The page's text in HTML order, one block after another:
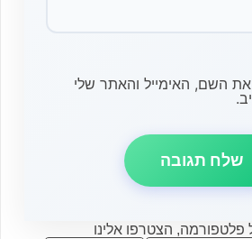
השם, האימייל והאתר שלי
פלטפורמה, הצטרפו אלינו